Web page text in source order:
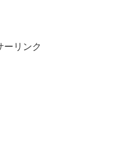
ーリンク